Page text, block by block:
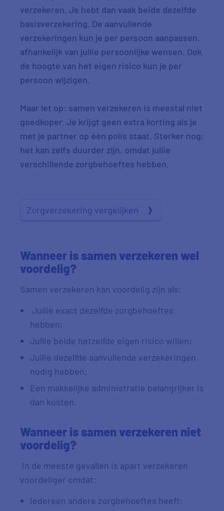
verzekeren. Je hebt dan vaak beide dezelfde
basisverzekering. De aanvullende
verzekeringen kun je per persoon aanpassen,
afhankelijk van jullie persoonlijke wensen. Ook
de hoogte van het eigen risico kun je per
persoon wijzigen.
Maar let op: samen verzekeren is meestal niet
goedkoper. Je krijgt geen extra korting als je
met je partner op één polis staat. Sterker nog:
het kan zelfs duurder zijn, omdat jullie
verschillende zorgbehoeftes hebben.
Zorgverzekering vergelijken
Wanneer is samen verzekeren wel
voordelig?
Samen verzekeren kan voordelig zijn als:
Jullie exact dezelfde zorgbehoeftes
hebben;
Jullie beide hetzelfde eigen risico willen;
Jullie dezelfde aanvullende verzekeringen
nodig hebben;
Een makkelijke administratie belangrijker is
dan kosten.
Wanneer is samen verzekeren niet
voordelig?
In de meeste gevallen is apart verzekeren
voordeliger omdat:
Iedereen andere zorgbehoeftes heeft;